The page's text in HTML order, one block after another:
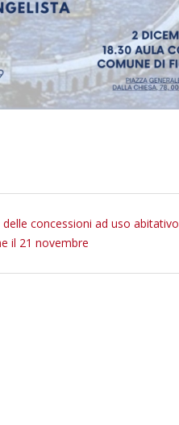
concessioni ad uso abitativo
il 21 novembre